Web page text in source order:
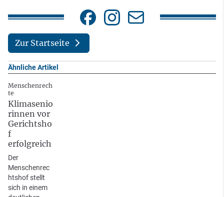
Zur Startseite
Ähnliche Artikel
Menschenrech
te
Klimasenio
rinnen vor
Gerichtsho
f
erfolgreich
Der
Menschenrec
htshof stellt
sich in einem